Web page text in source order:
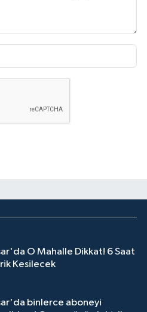
O Mahalle Dikkat! 6 Saat
Kesilecek
binlerce aboneyi